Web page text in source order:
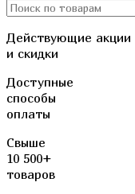
Действующие акции
и скидки
Доступные
способы
оплаты
Свыше
10 500+
товаров